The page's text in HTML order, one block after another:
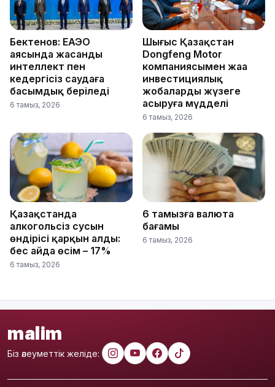
Бектенов: ЕАЭО
аясында жасанды
интеллект пен
кедергісіз саудаға
басымдық беріледі
6 тамыз, 2026
Шығыс Қазақстан
Dongfeng Motor
компаниясымен жаңа
инвестициялық
жобаларды жүзеге
асыруға мүдделі
6 тамыз, 2026
Қазақстанда
алкогольсіз сусын
өндірісі қарқын алды:
бес айда өсім – 17%
6 тамыз, 2026
6 тамызға валюта
бағамы
6 тамыз, 2026
malim
Біз әлеуметтік желіде: